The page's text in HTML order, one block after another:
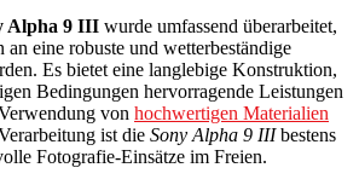
Alpha 9 III wurde umfassend überarbeitet,
eine robuste und wetterbeständige
Es bietet eine langlebige Konstruktion,
Bedingungen hervorragende Leistungen
von hochwertigen Materialien
ist die Sony Alpha 9 IIIbestens
Fotografie-Einsätze im Freien.